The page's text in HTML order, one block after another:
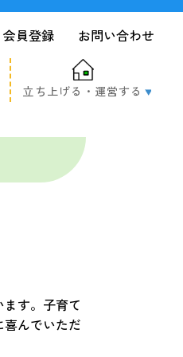
会員登録 お問い合わせ
立ち上げる・運営する
す。子育て
んでいただ